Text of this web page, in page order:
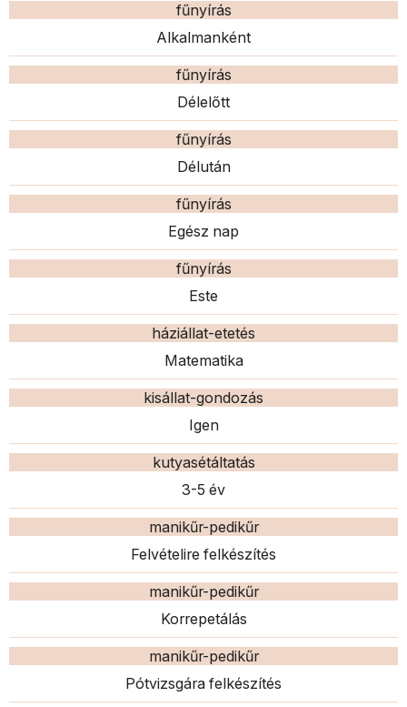
fűnyírás
Alkalmanként
fűnyírás
Délelőtt
fűnyírás
Délután
fűnyírás
Egész nap
fűnyírás
Este
háziállat-etetés
Matematika
kisállat-gondozás
Igen
kutyasétáltatás
3-5 év
manikűr-pedikűr
Felvételire felkészítés
manikűr-pedikűr
Korrepetálás
manikűr-pedikűr
Pótvizsgára felkészítés